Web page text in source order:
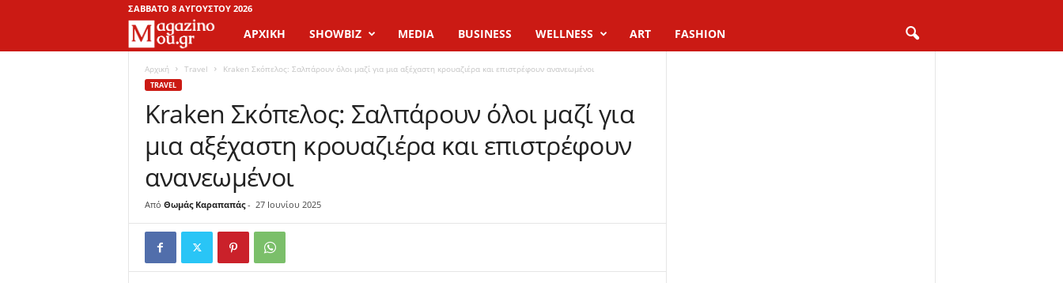
ΣΆΒΒΑΤΟ 8 ΑΥΓΟΎΣΤΟΥ 2026
a
g
z
i
n
ΑΡΧΙΚΉ SHOWBIZ MEDIA BUSINESS WELLNESS ART FASHION
Αρχική Travel Kraken Σκόπελος: Σαλπάρουν όλοι μαζί για μια αξέχαστη κρουαζιέρα και επιστρέφουν ανανεωμένοι
TRAVEL
Kraken Σκόπελος: Σαλπάρουν όλοι μαζί για
μια αξέχαστη κρουαζιέρα και επιστρέφουν
ανανεωμένοι
Από Θωμάς Καραπαπάς- 27 Ιουνίου 2025